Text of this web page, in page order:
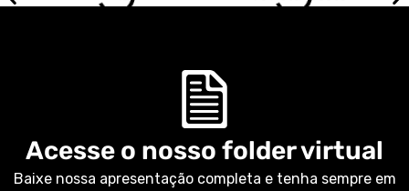
Acesse o nosso folder virtual
Baixe nossa apresentação completa e tenha sempre em